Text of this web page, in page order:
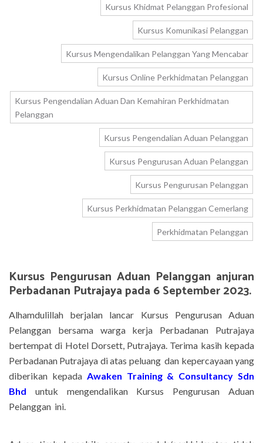
Kursus Khidmat Pelanggan Profesional
Kursus Komunikasi Pelanggan
Kursus Mengendalikan Pelanggan Yang Mencabar
Kursus Online Perkhidmatan Pelanggan
Kursus Pengendalian Aduan Dan Kemahiran Perkhidmatan
Pelanggan
Kursus Pengendalian Aduan Pelanggan
Kursus Pengurusan Aduan Pelanggan
Kursus Pengurusan Pelanggan
Kursus Perkhidmatan Pelanggan Cemerlang
Perkhidmatan Pelanggan
Kursus Pengurusan Aduan Pelanggan anjuran
Perbadanan Putrajaya pada 6 September 2023.
Alhamdulillah berjalan lancar Kursus Pengurusan Aduan
Pelanggan bersama warga kerja Perbadanan Putrajaya
bertempat di Hotel Dorsett, Putrajaya. Terima kasih kepada
Perbadanan Putrajaya di atas peluang dan kepercayaan yang
diberikan kepada Awaken Training & Consultancy Sdn
Bhd untuk mengendalikan Kursus Pengurusan Aduan
Pelanggan ini.